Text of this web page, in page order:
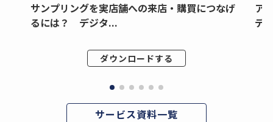
サンプリングを実店舗への来店・購買につなげ
るには？ デジタ...
ダウンロードする
ア
デ
サービス資料一覧